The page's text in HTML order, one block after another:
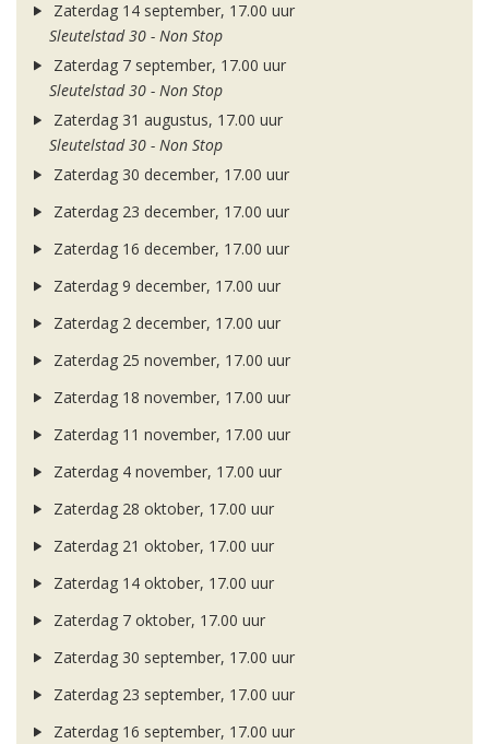
Zaterdag 14 september, 17.00 uur
Sleutelstad 30 - Non Stop
Zaterdag 7 september, 17.00 uur
Sleutelstad 30 - Non Stop
Zaterdag 31 augustus, 17.00 uur
Sleutelstad 30 - Non Stop
Zaterdag 30 december, 17.00 uur
Zaterdag 23 december, 17.00 uur
Zaterdag 16 december, 17.00 uur
Zaterdag 9 december, 17.00 uur
Zaterdag 2 december, 17.00 uur
Zaterdag 25 november, 17.00 uur
Zaterdag 18 november, 17.00 uur
Zaterdag 11 november, 17.00 uur
Zaterdag 4 november, 17.00 uur
Zaterdag 28 oktober, 17.00 uur
Zaterdag 21 oktober, 17.00 uur
Zaterdag 14 oktober, 17.00 uur
Zaterdag 7 oktober, 17.00 uur
Zaterdag 30 september, 17.00 uur
Zaterdag 23 september, 17.00 uur
Zaterdag 16 september, 17.00 uur